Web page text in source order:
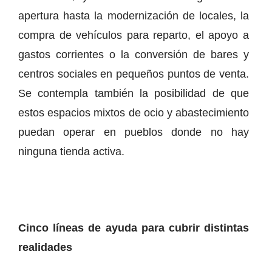
apertura hasta la modernización de locales, la
compra de vehículos para reparto, el apoyo a
gastos corrientes o la conversión de bares y
centros sociales en pequeños puntos de venta.
Se contempla también la posibilidad de que
estos espacios mixtos de ocio y abastecimiento
puedan operar en pueblos donde no hay
ninguna tienda activa.
Cinco líneas de ayuda para cubrir distintas
realidades